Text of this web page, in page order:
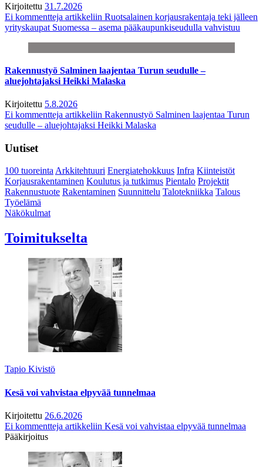
Kirjoitettu 31.7.2026
Ei kommentteja artikkeliin Ruotsalainen korjausrakentaja teki jälleen
yrityskaupat Suomessa – asema pääkaupunkiseudulla vahvistuu
Rakennustyö Salminen laajentaa Turun seudulle –
aluejohtajaksi Heikki Malaska
Kirjoitettu 5.8.2026
Ei kommentteja artikkeliin Rakennustyö Salminen laajentaa Turun
seudulle – aluejohtajaksi Heikki Malaska
Uutiset
100 tuoreintaArkkitehtuuri Energiatehokkuus Infra Kiinteistöt
Korjausrakentaminen Koulutus ja tutkimus Pientalo Projektit
Rakennustuote Rakentaminen Suunnittelu Talotekniikka Talous
Työelämä
Näkökulmat
Toimitukselta
Tapio Kivistö
Kesä voi vahvistaa elpyvää tunnelmaa
Kirjoitettu 26.6.2026
Ei kommentteja artikkeliin Kesä voi vahvistaa elpyvää tunnelmaa
Pääkirjoitus